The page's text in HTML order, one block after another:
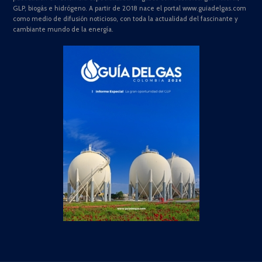
GLP, biogás e hidrógeno. A partir de 2018 nace el portal www.guiadelgas.com
como medio de difusión noticioso, con toda la actualidad del fascinante y
cambiante mundo de la energía.